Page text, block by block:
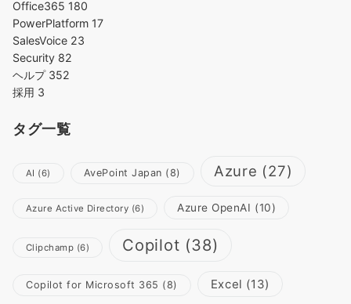
Office365 180
PowerPlatform 17
SalesVoice 23
Security 82
ヘルプ 352
採用 3
タグ一覧
AI (6) AvePoint Japan (8) Azure (27)
Azure Active Directory (6) Azure OpenAI (10)
Clipchamp (6) Copilot (38)
Copilot for Microsoft 365 (8) Excel (13)